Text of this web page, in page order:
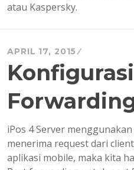
atau Kaspersky.
APRIL 17, 2015
iPos 4 Server
menerima request dari
aplikasi mobile, maka kita